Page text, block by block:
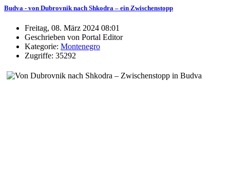
Budva - von Dubrovnik nach Shkodra – ein Zwischenstopp
Freitag, 08. März 2024 08:01
Geschrieben von Portal Editor
Kategorie: Montenegro
Zugriffe: 35292